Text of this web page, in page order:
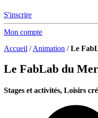
S'inscrire
Mon compte
Accueil /Animation /Le
Le FabLab du
Stages et activités, Loisirs